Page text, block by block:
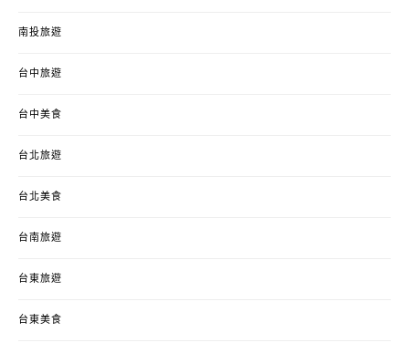
南投旅遊
台中旅遊
台中美食
台北旅遊
台北美食
台南旅遊
台東旅遊
台東美食